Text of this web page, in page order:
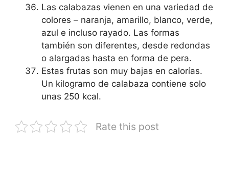
Las calabazas vienen en una variedad de
colores – naranja, amarillo, blanco, verde,
azul e incluso rayado. Las formas
también son diferentes, desde redondas
o alargadas hasta en forma de pera.
Estas frutas son muy bajas en calorías.
Un kilogramo de calabaza contiene solo
unas 250 kcal.
Rate this post